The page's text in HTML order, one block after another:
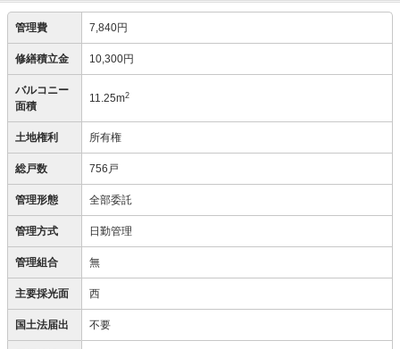
管理費 7,840円
修繕積立金 10,300円
バルコニー
面積
11.25m2
土地権利 所有権
総戸数 756戸
管理形態 全部委託
管理方式 日勤管理
管理組合 無
主要採光面 西
国土法届出 不要